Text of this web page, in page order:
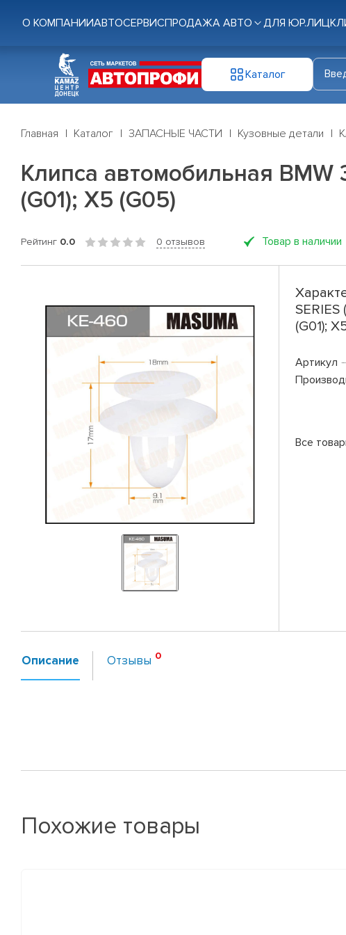
О КОМПАНИИАВТОСЕРВИСПРОДАЖА АВТО ДЛЯ ЮР.ЛИЦ
Каталог
Главная Каталог ЗАПАСНЫЕ ЧАСТИ Кузовные детали
Клипса автомобильная BMW
(G01); X5 (G05)
Рейтинг 0.0 0 отзывов Товар в наличии
SERIES
(G01);
Артикул
Все
Описание Отзывы
Похожие товары